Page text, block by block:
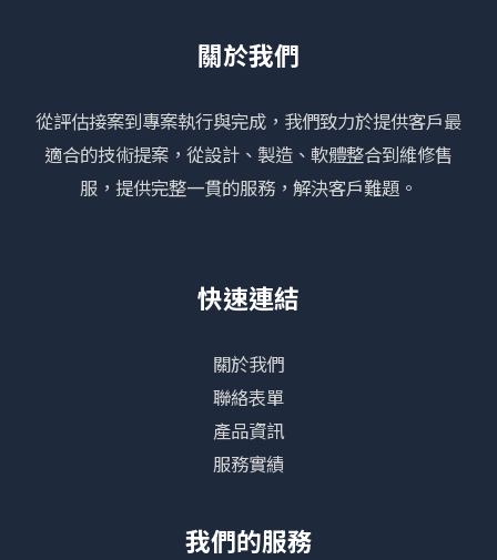
關於我們
從評估接案到專案執行與完成，我們致力於提供客戶最
適合的技術提案，從設計、製造、軟體整合到維修售
服，提供完整一貫的服務，解決客戶難題。
快速連結
關於我們
聯絡表單
產品資訊
服務實績
我們的服務